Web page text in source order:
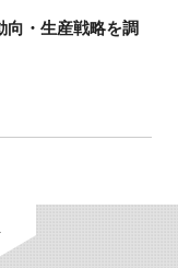
向・生産戦略を調